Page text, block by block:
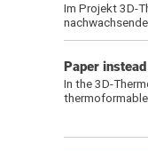
Im Projekt 3D-
Paper
In the 3D-